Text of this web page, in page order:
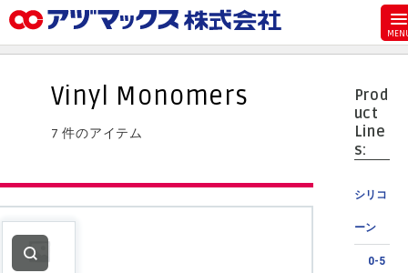
お気に入り
カート
代理店一覧
支払い
Prod
uct
Line
s:
シリコ
ーン
0-5
Vinyl Monomers
7 件のアイテム